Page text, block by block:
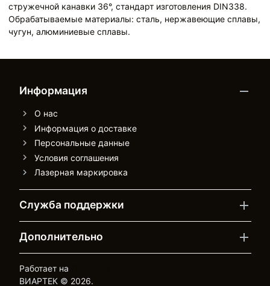
стружечной канавки 36°, стандарт изготовления DIN338.
Обрабатываемые материалы: сталь, нержавеющие сплавы,
чугун, алюминиевые сплавы.
Информация
О нас
Информация о доставке
Персональные данные
Условия соглашения
Лазерная маркировка
Служба поддержки
Дополнительно
Работает на
ВИАРТЕК © 2026.